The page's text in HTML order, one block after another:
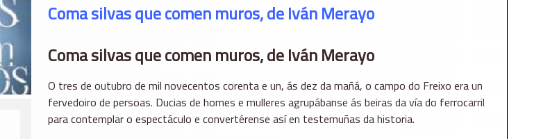
Coma silvas que comen muros, de Iván Merayo
Coma silvas que comen muros, de Iván Merayo
O tres de outubro de mil novecentos corenta e un, ás dez da mañá, o campo do Freixo era un
fervedoiro de persoas. Ducias de homes e mulleres agrupábanse ás beiras da vía do ferrocarril
para contemplar o espectáculo e convertérense así en testemuñas da historia.